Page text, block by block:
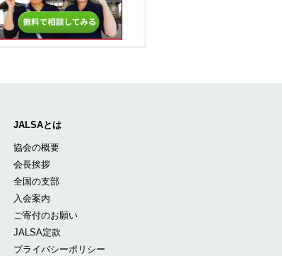
JALSAとは
協会の概要
会長挨拶
全国の支部
入会案内
ご寄付のお願い
JALSA定款
プライバシーポリシー